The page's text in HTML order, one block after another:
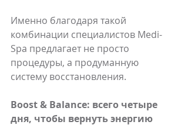
Именно благодаря такой
комбинации специалистов Medi-
Spa предлагает не просто
процедуры, а продуманную
систему восстановления.
Boost & Balance: всего четыре
дня, чтобы вернуть энергию